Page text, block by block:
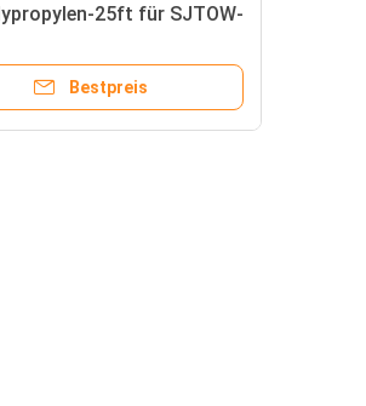
25ft für SJTOW-
Bestpreis